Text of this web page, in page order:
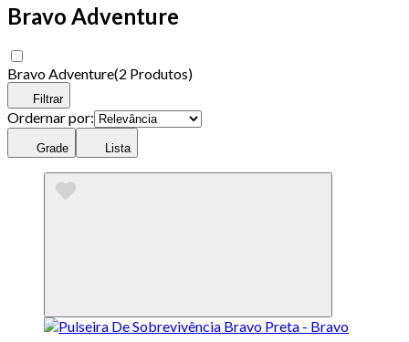
Bravo Adventure
Bravo Adventure(2 Produtos)
Filtrar
Ordernar por:
Grade Lista